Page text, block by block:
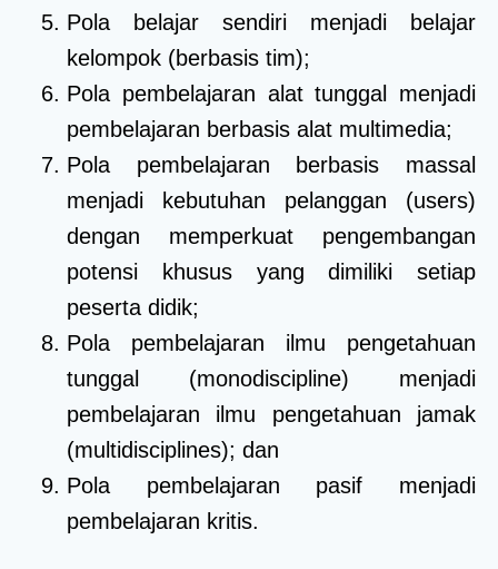
Pola belajar sendiri menjadi belajar
kelompok (berbasis tim);
Pola pembelajaran alat tunggal menjadi
pembelajaran berbasis alat multimedia;
Pola pembelajaran berbasis massal
menjadi kebutuhan pelanggan (users)
dengan memperkuat pengembangan
potensi khusus yang dimiliki setiap
peserta didik;
Pola pembelajaran ilmu pengetahuan
tunggal (monodiscipline) menjadi
pembelajaran ilmu pengetahuan jamak
(multidisciplines); dan
Pola pembelajaran pasif menjadi
pembelajaran kritis.